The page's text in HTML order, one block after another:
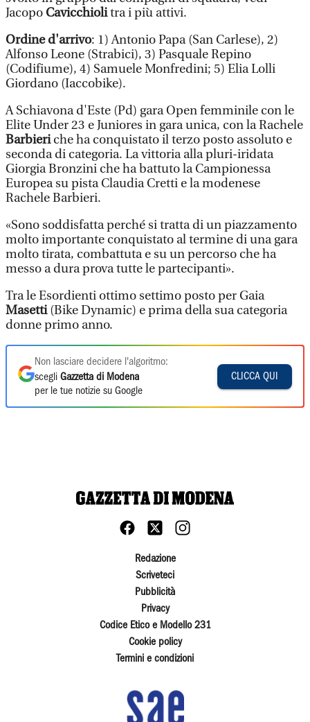
Jacopo Cavicchiolitra i più attivi.
Ordine d'arrivo: 1) Antonio Papa (San Carlese), 2)
Alfonso Leone (Strabici), 3) Pasquale Repino
(Codifiume), 4) Samuele Monfredini; 5) Elia Lolli
Giordano (Iaccobike).
A Schiavona d'Este (Pd) gara Open femminile con le
Elite Under 23 e Juniores in gara unica, con la Rachele
Barbieriche ha conquistato il terzo posto assoluto e
seconda di categoria. La vittoria alla pluri-iridata
Giorgia Bronzini che ha battuto la Campionessa
Europea su pista Claudia Cretti e la modenese
Rachele Barbieri.
«Sono soddisfatta perché si tratta di un piazzamento
molto importante conquistato al termine di una gara
molto tirata, combattuta e su un percorso che ha
messo a dura prova tutte le partecipanti».
Tra le Esordienti ottimo settimo posto per Gaia
Masetti(Bike Dynamic) e prima della sua categoria
donne primo anno.
Non lasciare decidere l'algoritmo:
scegli Gazzetta di Modena
per le tue notizie su Google
CLICCA QUI
Redazione
Scriveteci
Pubblicità
Privacy
Codice Etico e Modello 231
Cookie policy
Termini e condizioni